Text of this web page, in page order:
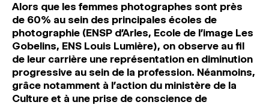
Alors que les femmes photographes sont près
de 60% au sein des principales écoles de
photographie (ENSP d’Arles, Ecole de l’image Les
Gobelins, ENS Louis Lumière), on observe au fil
de leur carrière une représentation en diminution
progressive au sein de la profession. Néanmoins,
grâce notamment à l’action du ministère de la
Culture et à une prise de conscience de